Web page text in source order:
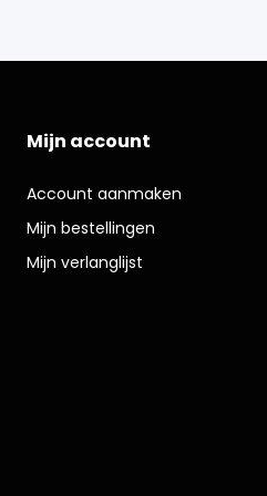
Mijn account
Account aanmaken
Mijn bestellingen
Mijn verlanglijst